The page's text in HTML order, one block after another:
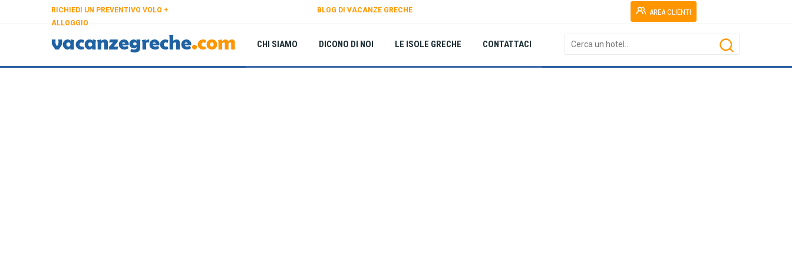
AREA CLIENTI
RICHIEDI UN PREVENTIVO VOLO +
ALLOGGIO
BLOG DI VACANZE GRECHE
CHI SIAMO DICONO DI NOI LE ISOLE GRECHE CONTATTACI